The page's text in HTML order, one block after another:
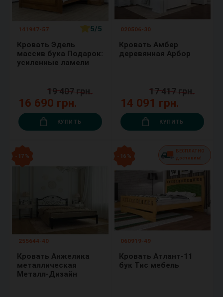
141947-57
5/5
Кровать Эдель
массив бука Подарок:
усиленные ламели
16 690 грн.
19 407 грн.
КУПИТЬ
020506-30
Кровать Амбер
деревянная Арбор
14 091 грн.
17 417 грн.
КУПИТЬ
- 17 %
255644-40
Кровать Анжелика
металлическая
Металл-Дизайн
- 16 %
БЕСПЛАТНО
доставим!
060919-49
Кровать Атлант-11
бук Тис мебель